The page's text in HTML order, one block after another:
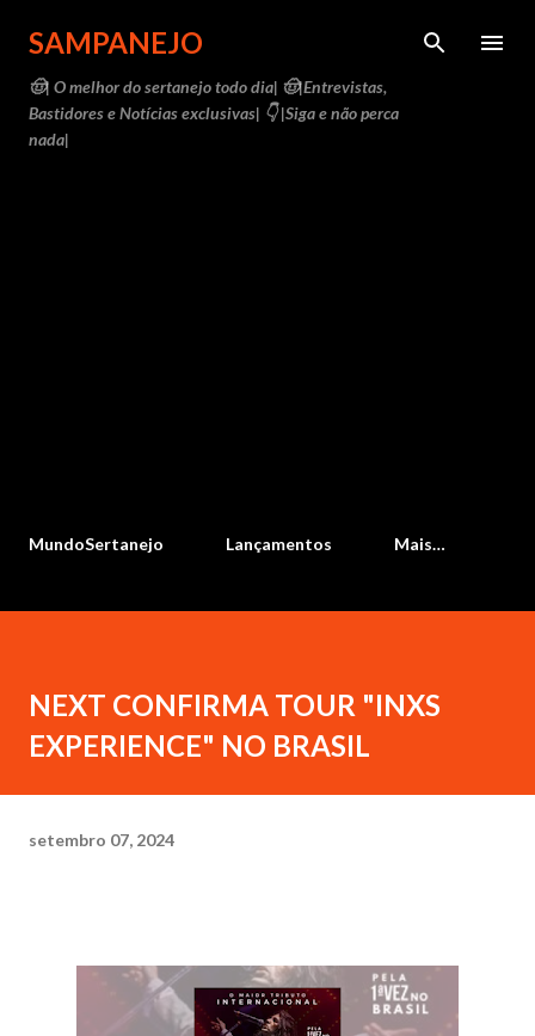
Pular para o conteúdo principal
SAMPANEJO
🤠| O melhor do sertanejo todo dia| 🤠|Entrevistas,
Bastidores e Notícias exclusivas| 👇 |Siga e não perca
nada|
MundoSertanejo Lançamentos Mais…
NEXT CONFIRMA TOUR "INXS
EXPERIENCE" NO BRASIL
setembro 07, 2024